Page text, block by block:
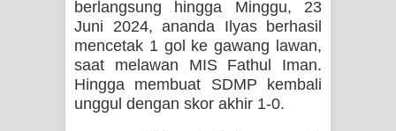
berlangsung hingga Minggu, 23
Juni 2024, ananda Ilyas berhasil
mencetak 1 gol ke gawang lawan,
saat melawan MIS Fathul Iman.
Hingga membuat SDMP kembali
unggul dengan skor akhir 1-0.